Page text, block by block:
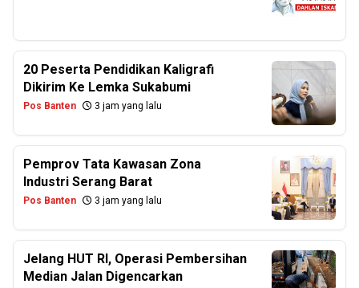
20 Peserta Pendidikan Kaligrafi
Dikirim Ke Lemka Sukabumi
Pos Banten 3 jam yang lalu
Pemprov Tata Kawasan Zona
Industri Serang Barat
Pos Banten 3 jam yang lalu
Jelang HUT RI, Operasi Pembersihan
Median Jalan Digencarkan